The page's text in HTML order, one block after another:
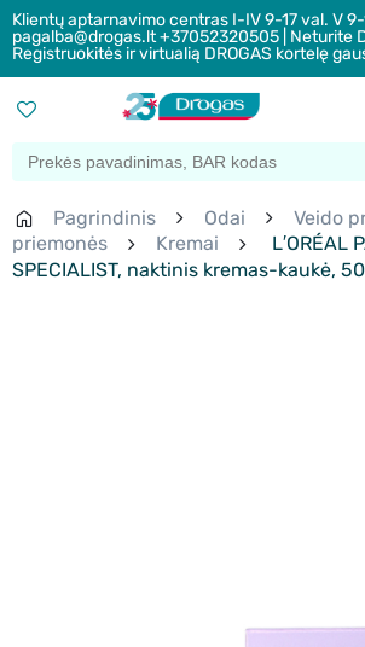
Klientų aptarnavimo centras I-IV 9-17 val. V
pagalba@drogas.lt +37052320505 | Neturite
Registruokitės ir virtualią DROGAS kortelę
Pagrindinis Odai
Veido
priemonės
Kremai
L′ORÉAL
SPECIALIST, naktinis kremas-kaukė,